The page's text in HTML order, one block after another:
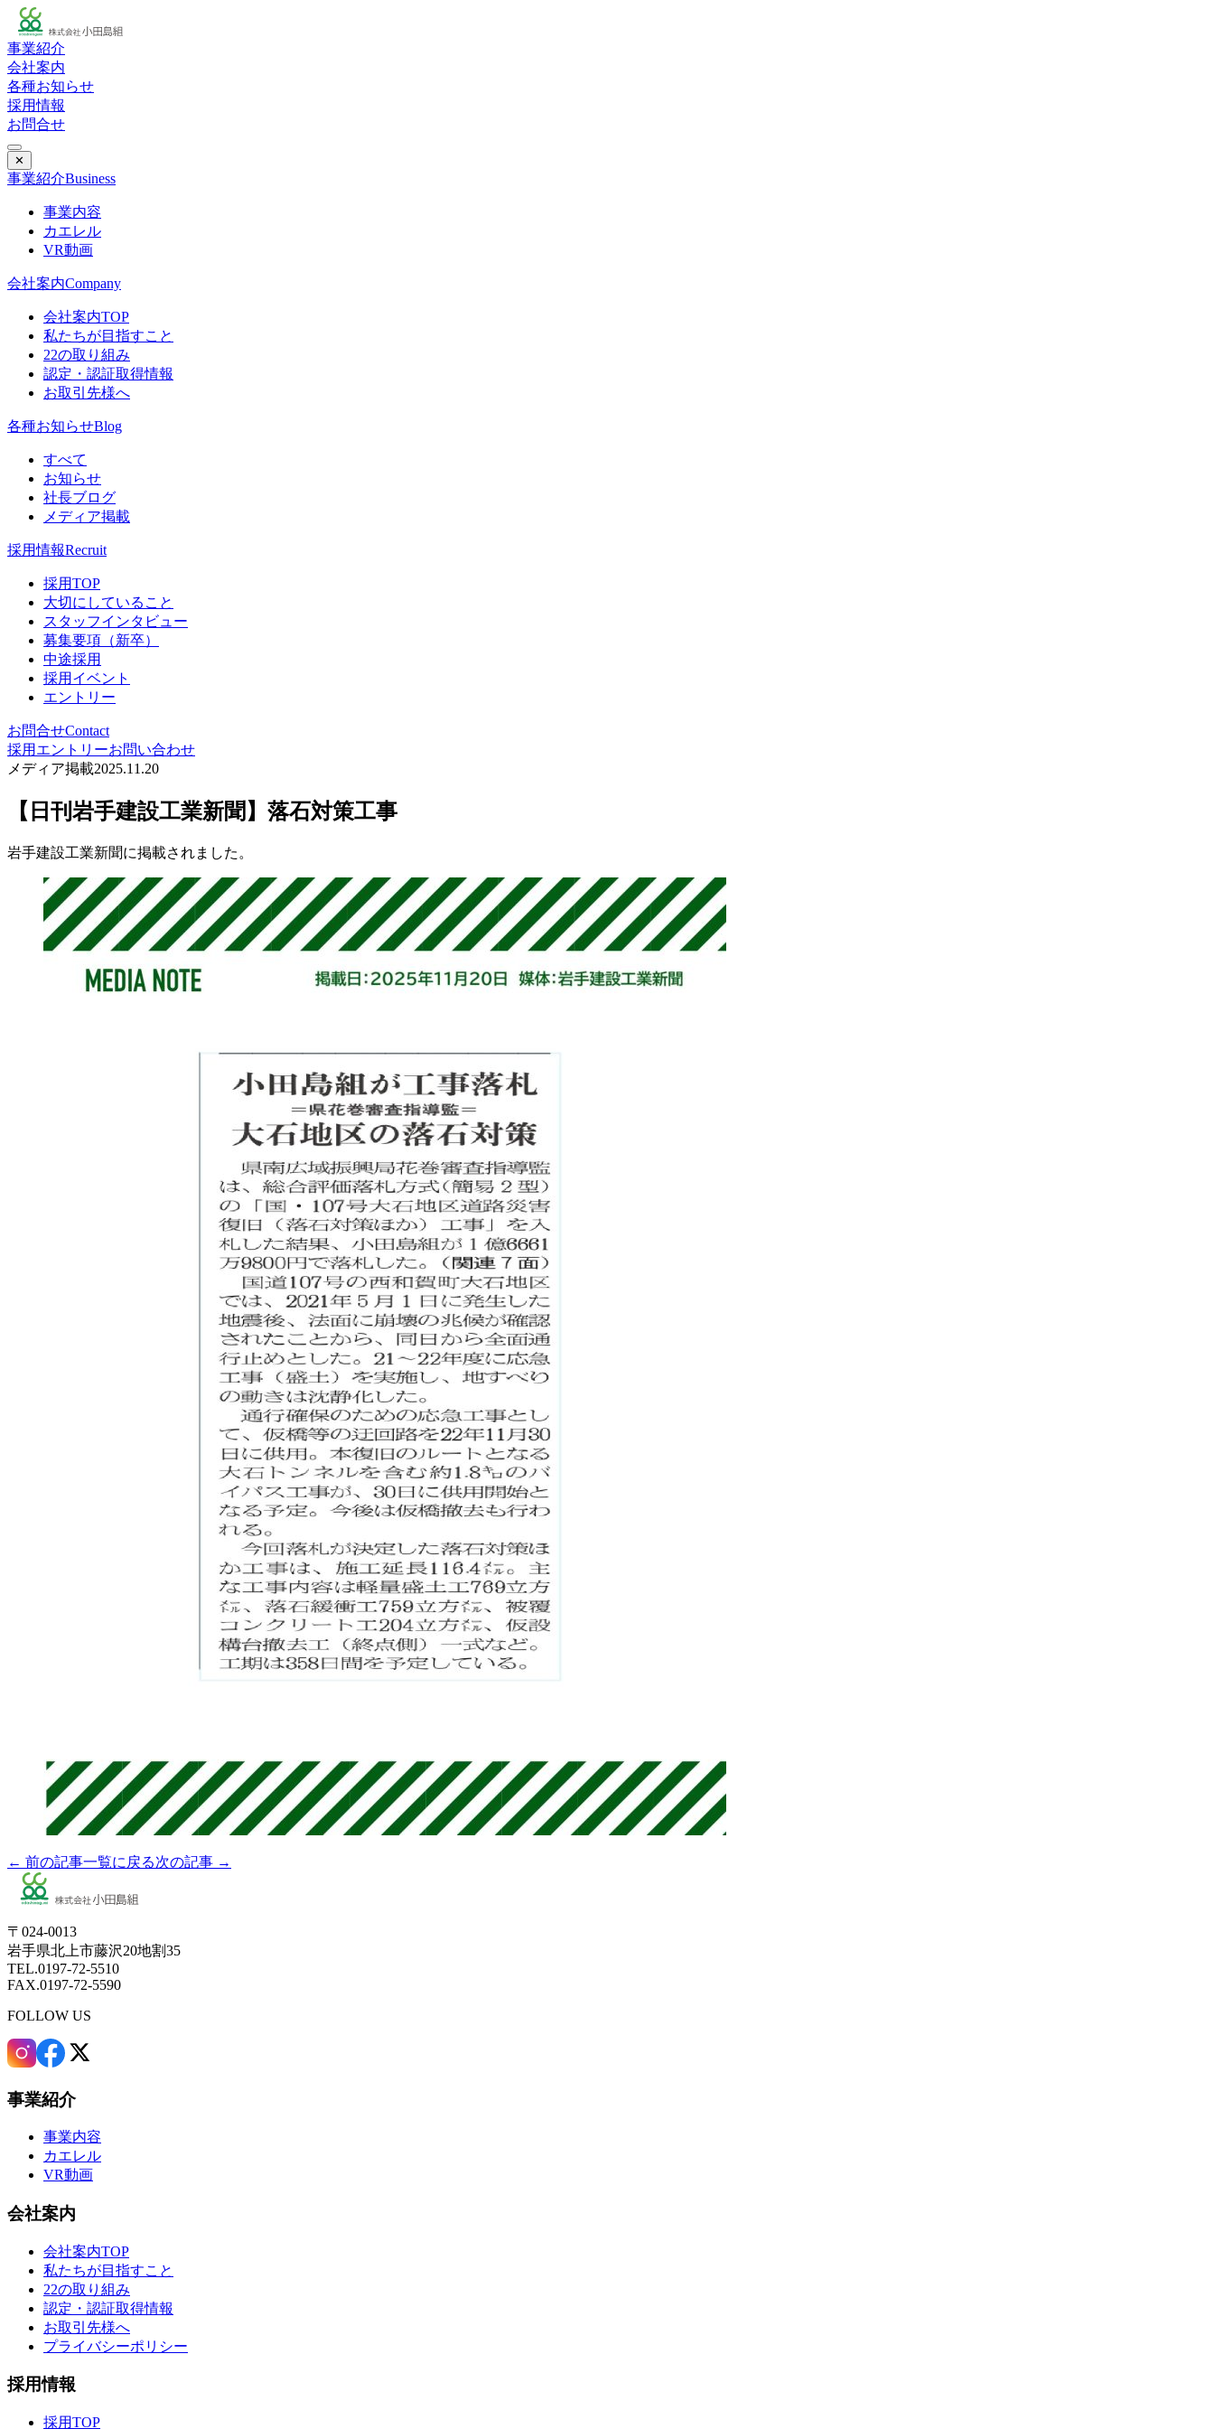
事業紹介
会社案内
各種お知らせ
採用情報
お問合せ
✕
事業紹介Business
事業内容
カエレル
VR動画
会社案内Company
会社案内TOP
私たちが目指すこと
22の取り組み
認定・認証取得情報
お取引先様へ
各種お知らせBlog
すべて
お知らせ
社長ブログ
メディア掲載
採用情報Recruit
採用TOP
大切にしていること
スタッフインタビュー
募集要項（新卒）
中途採用
採用イベント
エントリー
お問合せContact
採用エントリーお問い合わせ
メディア掲載2025.11.20
【日刊岩手建設工業新聞】落石対策工事
岩手建設工業新聞に掲載されました。
← 前の記事一覧に戻る次の記事 →
〒024-0013
岩手県北上市藤沢20地割35
TEL.0197-72-5510
FAX.0197-72-5590
FOLLOW US
事業紹介
事業内容
カエレル
VR動画
会社案内
会社案内TOP
私たちが目指すこと
22の取り組み
認定・認証取得情報
お取引先様へ
プライバシーポリシー
採用情報
採用TOP